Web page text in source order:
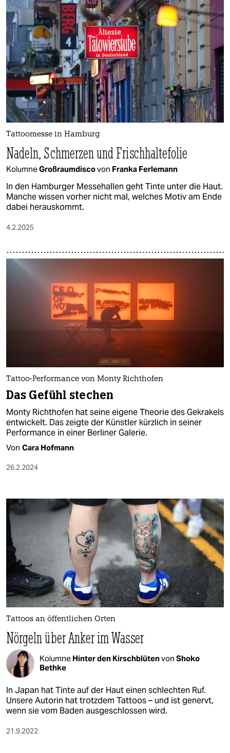
Tattoomesse in Hamburg
Nadeln, Schmerzen und Frischhaltefolie
KolumneGroßraumdiscovon Franka Ferlemann
In den Hamburger Messehallen geht Tinte unter die Haut.
Manche wissen vorher nicht mal, welches Motiv am Ende
dabei herauskommt.
4.2.2025
Tattoo-Performance von Monty Richthofen
Das Gefühl stechen
Monty Richthofen hat seine eigene Theorie des Gekrakels
entwickelt. Das zeigte der Künstler kürzlich in seiner
Performance in einer Berliner Galerie.
Von Cara Hofmann
26.2.2024
Tattoos an öffentlichen Orten
Nörgeln über Anker im Wasser
Kolumne Hinter den Kirschblütenvon Shoko
Bethke
In Japan hat Tinte auf der Haut einen schlechten Ruf.
Unsere Autorin hat trotzdem Tattoos – und ist genervt,
wenn sie vom Baden ausgeschlossen wird.
21.9.2022